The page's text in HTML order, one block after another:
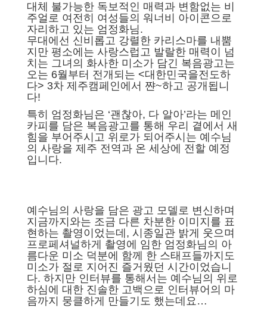
대체 불가능한 독보적인 매력과 변함없는 비
주얼로 여전히 여성들의 워너비 아이콘으로
자리하고 있는 엄정화님.
무대에선 신비롭고 강렬한 카리스마를 내뿜
지만 평소에는 사랑스럽고 발랄한 매력이 넘
치는 그녀의 화사한 미소가 담긴 복음광고는
오는 6월부터 전개되는 <대한민국을전도하
다> 3차 제주캠페인에서 쨘~하고 공개됩니
다!
특히 엄정화님은 ‘괜찮아, 다 알아’라는 메인
카피를 담은 복음광고를 통해 우리 곁에서 새
힘을 부어주시고 위로가 되어주시는 예수님
의 사랑을 제주 전역과 온 세상에 전할 예정
입니다.
예수님의 사랑을 담은 광고 모델로 변신하며
지금까지와는 조금 다른 차분한 이미지를 표
현하는 촬영이었는데, 시종일관 밝게 웃으며
프로페셔널하게 촬영에 임한 엄정화님의 아
름다운 미소 덕분에 함께 한 스태프들까지도
미소가 절로 지어진 즐거웠던 시간이었습니
다. 하지만 인터뷰를 통해서는 예수님의 위로
하심에 대한 진솔한 고백으로 인터뷰어의 마
음까지 뭉클하게 만들기도 했는데요…